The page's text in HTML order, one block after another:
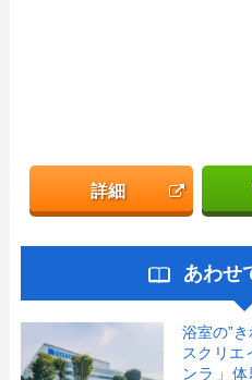
詳細
あわせ
浴室の”
スクリエ
ンラ」